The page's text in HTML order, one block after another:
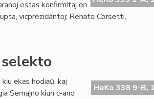
estas konﬁrmitaj en
vicprezidantoj; Renato Corsetti,
HeKo 338 9-B,
ekas hodiaŭ, kaj
Semajno kiun c-ano